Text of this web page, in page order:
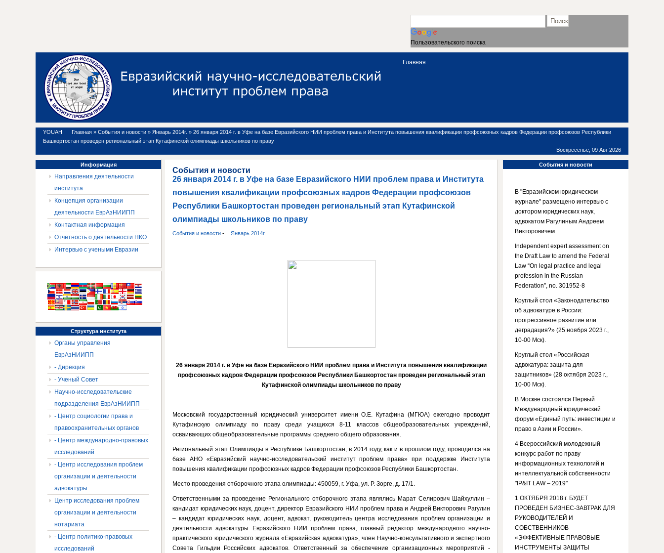
Пользовательского поиска
Главная
YOUAH Главная » События и новости » Январь 2014г. » 26 января 2014 г. в Уфе на базе Евразийского НИИ проблем права и Института повышения квалификации профсоюзных кадров Федерации профсоюзов Республики
Башкортостан проведен региональный этап Кутафинской олимпиады школьников по праву
Воскресенье, 09 Авг 2026
События и новости
26 января 2014 г. в Уфе на базе Евразийского НИИ проблем права и Института
повышения квалификации профсоюзных кадров Федерации профсоюзов
Республики Башкортостан проведен региональный этап Кутафинской
олимпиады школьников по праву
События и новости- Январь 2014г.
26 января 2014 г. в Уфе на базе Евразийского НИИ проблем права и Института повышения квалификации
профсоюзных кадров Федерации профсоюзов Республики Башкортостан проведен региональный этап
Кутафинской олимпиады школьников по праву
Московский государственный юридический университет имени О.Е. Кутафина (МГЮА) ежегодно проводит
Кутафинскую олимпиаду по праву среди учащихся 8-11 классов общеобразовательных учреждений,
осваивающих общеобразовательные программы среднего общего образования.
Региональный этап Олимпиады в Республике Башкортостан, в 2014 году, как и в прошлом году, проводился на
базе АНО «Евразийский научно-исследовательский институт проблем права» при поддержке Института
повышения квалификации профсоюзных кадров Федерации профсоюзов Республики Башкортостан.
Место проведения отборочного этапа олимпиады: 450059, г. Уфа, ул. Р. Зорге, д. 17/1.
Ответственными за проведение Регионального отборочного этапа являлись Марат Селирович Шайхуллин –
кандидат юридических наук, доцент, директор Евразийского НИИ проблем права и Андрей Викторович Рагулин
– кандидат юридических наук, доцент, адвокат, руководитель центра исследования проблем организации и
деятельности адвокатуры Евразийского НИИ проблем права, главный редактор международного научно-
практического юридического журнала «Евразийская адвокатура», член Научно-консультативного и экспертного
Совета Гильдии Российских адвокатов. Ответственный за обеспечение организационных мероприятий -
Информация
Направления деятельности
института
Концепция организации
деятельности ЕврАзНИИПП
Контактная информация
Отчетность о деятельности НКО
Интервью с учеными Евразии
Структураинститута
Органы управления
ЕврАзНИИПП
- Дирекция
- Ученый Совет
Научно-исследовательские
подразделения ЕврАзНИИПП
- Центр социологии права и
правоохранительных органов
- Центр международно-правовых
исследований
- Центр исследования проблем
организации и деятельности
адвокатуры
Центр исследования проблем
организации и деятельности
нотариата
- Центр политико-правовых
исследований
События и новости
В "Евразийском юридическом
журнале" размещено интервью с
доктором юридических наук,
адвокатом Рагулиным Андреем
Викторовичем
Independent expert assessment on
the Draft Law to amend the Federal
Law “On legal practice and legal
profession in the Russian
Federation”, no. 301952-8
Круглый стол «Законодательство
об адвокатуре в России:
прогрессивное развитие или
деградация?» (25 ноября 2023 г.,
10-00 Мск).
Круглый стол «Российская
адвокатура: защита для
защитников» (28 октября 2023 г.,
10-00 Мск).
В Москве состоялся Первый
Международный юридический
форум «Единый путь: инвестиции и
право в Азии и России».
4 Всероссийский молодежный
конкурс работ по праву
информационных технологий и
интеллектуальной собственности
"IP&IT LAW – 2019"
1 ОКТЯБРЯ 2018 г. БУДЕТ
ПРОВЕДЕН БИЗНЕС-ЗАВТРАК ДЛЯ
РУКОВОДИТЕЛЕЙ И
СОБСТВЕННИКОВ
«ЭФФЕКТИВНЫЕ ПРАВОВЫЕ
ИНСТРУМЕНТЫ ЗАЩИТЫ